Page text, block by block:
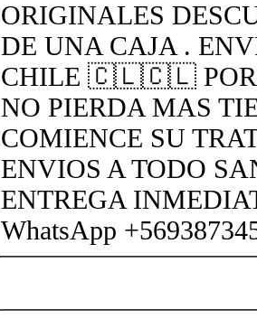
ORIGINALES
DE UNA CAJA .
CHILE 🇨🇱🇨🇱 POR
NO PIERDA MAS
COMIENCE SU
ENVIOS A TODO
ENTREGA
WhatsApp